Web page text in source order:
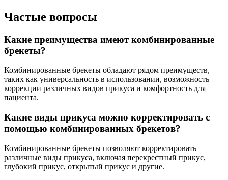
Частые вопросы
Какие преимущества имеют комбинированные
брекеты?
Комбинированные брекеты обладают рядом преимуществ,
таких как универсальность в использовании, возможность
коррекции различных видов прикуса и комфортность для
пациента.
Какие виды прикуса можно корректировать с
помощью комбинированных брекетов?
Комбинированные брекеты позволяют корректировать
различные виды прикуса, включая перекрестный прикус,
глубокий прикус, открытый прикус и другие.